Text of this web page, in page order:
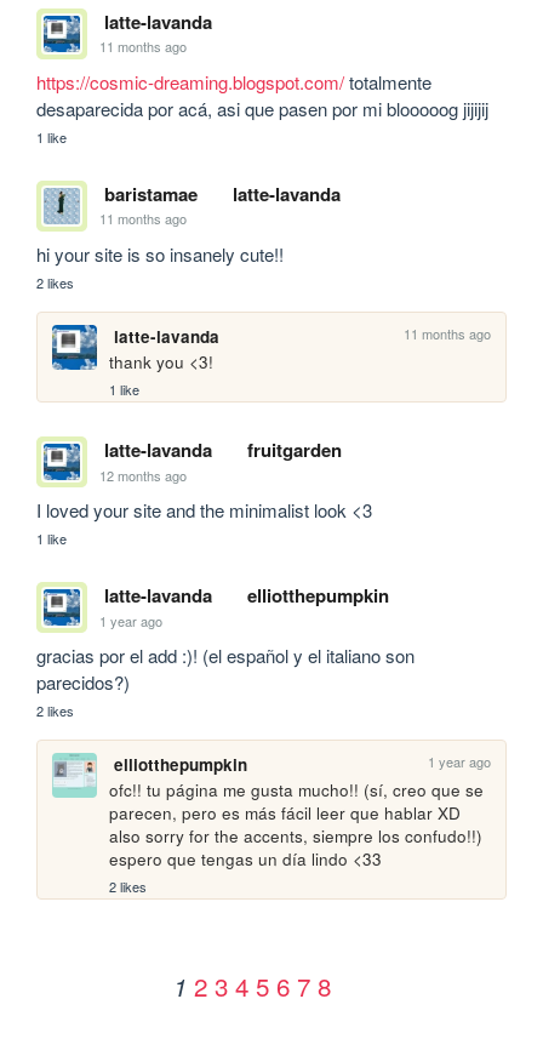
latte-lavanda
11 months ago
https://cosmic-dreaming.blogspot.com/ totalmente
desaparecida por acá, asi que pasen por mi blooooog jijijij
1 like
baristamae latte-lavanda
11 months ago
hi your site is so insanely cute!!
2 likes
latte-lavanda 11 months ago
thank you <3!
1 like
latte-lavanda fruitgarden
12 months ago
I loved your site and the minimalist look <3
1 like
latte-lavanda elliotthepumpkin
1 year ago
gracias por el add :)! (el español y el italiano son
parecidos?)
2 likes
elliotthepumpkin 1 year ago
ofc!! tu página me gusta mucho!! (sí, creo que se
parecen, pero es más fácil leer que hablar XD
also sorry for the accents, siempre los confudo!!)
espero que tengas un día lindo <33
2 likes
1 2 3 4 5 6 7 8